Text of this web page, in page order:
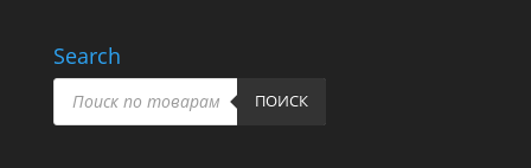
Search
Пошук
товарів ПОИСК